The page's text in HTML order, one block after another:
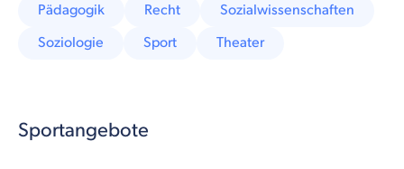
Pädagogik
Recht
Sozialwissenschaften
Soziologie
Sport Theater
Sportangebote